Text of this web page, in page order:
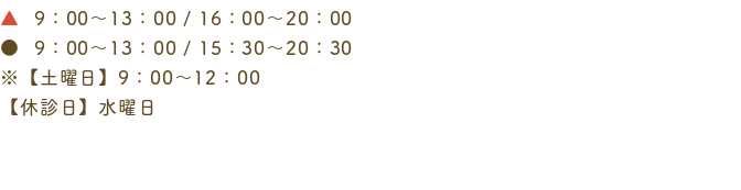
▲
9：00～13：00 / 16：00～20：00
●
9：00～13：00 / 15：30～20：30
※【土曜日】9：00～12：00
【休診日】水曜日